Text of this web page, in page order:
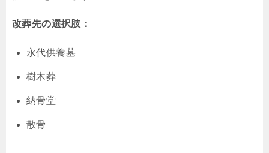
改葬先の選択肢：
永代供養墓
樹木葬
納骨堂
散骨